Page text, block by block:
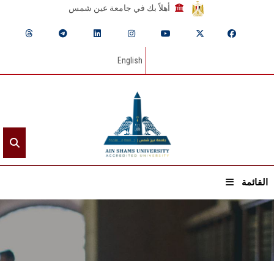
أهلاً بك في جامعة عين شمس
English
القائمة
الرئيسيـة
عن الجامعة